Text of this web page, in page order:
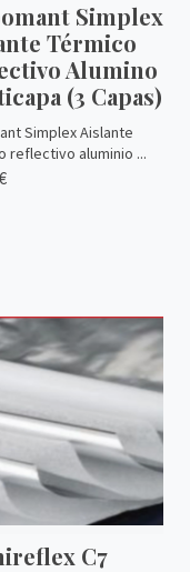
Simplex
Térmico
Alumino
(3 Capas)
Simplex Aislante
reflectivo aluminio ...
C7